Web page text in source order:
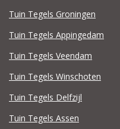
Tuin Tegels Groningen
Tuin Tegels Appingedam
Tuin Tegels Veendam
Tuin Tegels Winschoten
Tuin Tegels Delfzijl
Tuin Tegels Assen